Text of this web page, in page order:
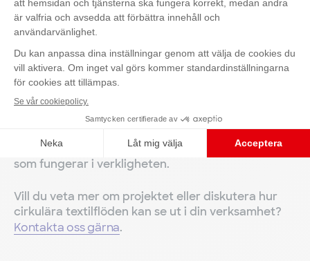
Samverkan som driver förändring
Pilotprojektet är ett exempel på hur samverkan
mellan kommun, leverantör och produktutvecklare
kan påskynda övergången till cirkulära lösningar i
offentlig verksamhet. För Elis är det också en
naturlig del av vårt uppdrag som
textilservicepartner till vårdsektorn: att ta ansvar
för textiliers hela livscykel och bidra med lösningar
som fungerar i verkligheten.
Vill du veta mer om projektet eller diskutera hur
cirkulära textilflöden kan se ut i din verksamhet?
Kontakta oss gärna.
Kontakta oss